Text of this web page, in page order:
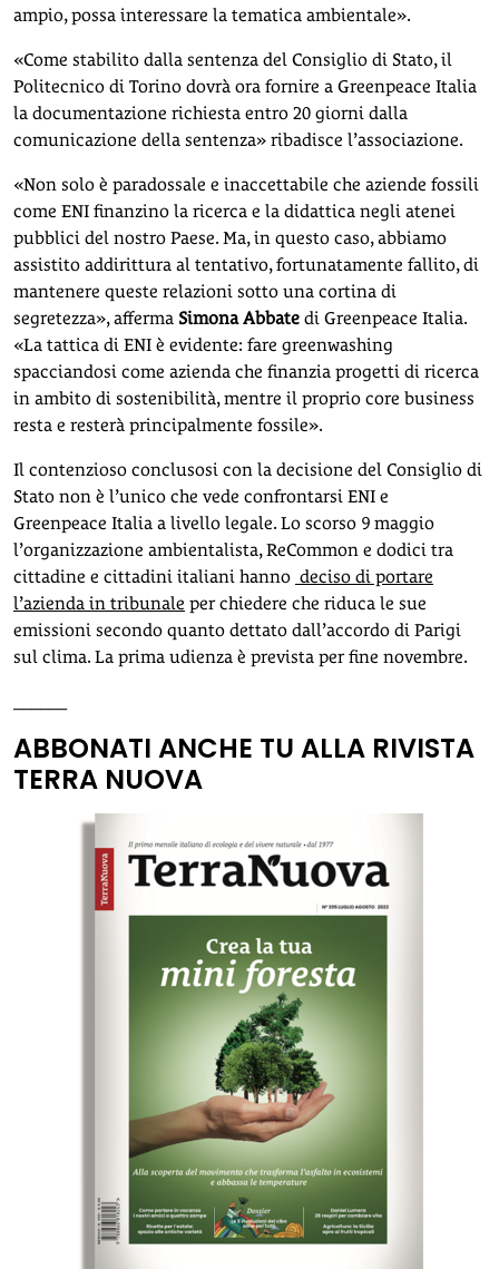
ampio, possa interessare la tematica ambientale».
«Come stabilito dalla sentenza del Consiglio di Stato, il
Politecnico di Torino dovrà ora fornire a Greenpeace Italia
la documentazione richiesta entro 20 giorni dalla
comunicazione della sentenza» ribadisce l’associazione.
«Non solo è paradossale e inaccettabile che aziende fossili
come ENI finanzino la ricerca e la didattica negli atenei
pubblici del nostro Paese. Ma, in questo caso, abbiamo
assistito addirittura al tentativo, fortunatamente fallito, di
mantenere queste relazioni sotto una cortina di
segretezza», afferma Simona Abbate di Greenpeace Italia.
«La tattica di ENI è evidente: fare greenwashing
spacciandosi come azienda che finanzia progetti di ricerca
in ambito di sostenibilità, mentre il proprio core business
resta e resterà principalmente fossile».
Il contenzioso conclusosi con la decisione del Consiglio di
Stato non è l’unico che vede confrontarsi ENI e
Greenpeace Italia a livello legale. Lo scorso 9 maggio
l’organizzazione ambientalista, ReCommon e dodici tra
cittadine e cittadini italiani hanno deciso di portare
l’azienda in tribunale per chiedere che riduca le sue
emissioni secondo quanto dettato dall’accordo di Parigi
sul clima. La prima udienza è prevista per fine novembre.
ABBONATI ANCHE TU ALLA RIVISTA
TERRA NUOVA